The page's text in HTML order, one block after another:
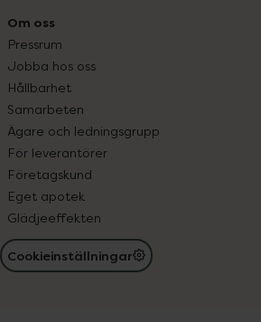
Om oss
Pressrum
Jobba hos oss
Hållbarhet
Samarbeten
Ägare och ledningsgrupp
För leverantörer
Företagskund
Eget apotek
Glädjeeffekten
Cookieinställningar